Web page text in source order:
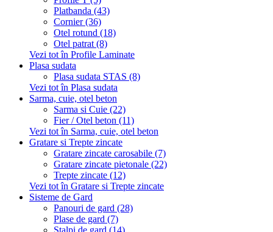
Platbanda (43)
Cornier (36)
Otel rotund (18)
Otel patrat (8)
Vezi tot în Profile Laminate
Plasa sudata
Plasa sudata STAS (8)
Vezi tot în Plasa sudata
Sarma, cuie, otel beton
Sarma si Cuie (22)
Fier / Otel beton (11)
Vezi tot în Sarma, cuie, otel beton
Gratare si Trepte zincate
Gratare zincate carosabile (7)
Gratare zincate pietonale (22)
Trepte zincate (12)
Vezi tot în Gratare si Trepte zincate
Sisteme de Gard
Panouri de gard (28)
Plase de gard (7)
Stalpi de gard (14)